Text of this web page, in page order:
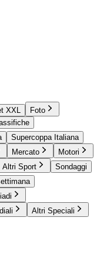
XXL
Foto
Supercoppa Italiana
Mercato
Motori
Altri Sport
Sondaggi
Altri Speciali